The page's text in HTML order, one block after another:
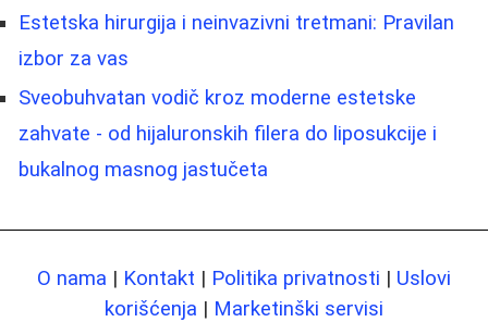
Estetska hirurgija i neinvazivni tretmani: Pravilan
izbor za vas
Sveobuhvatan vodič kroz moderne estetske
zahvate - od hijaluronskih filera do liposukcije i
bukalnog masnog jastučeta
O nama | Kontakt | Politika privatnosti | Uslovi
korišćenja | Marketinški servisi